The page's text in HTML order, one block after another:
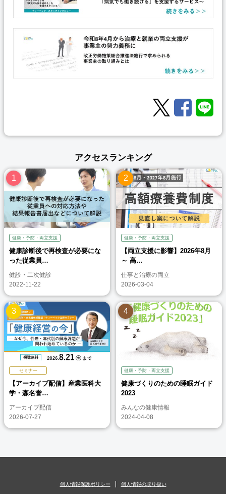
アクセスランキング
健康・予防・両立支援
健康診断後で再検査が必要にな
った従業員…
健診・二次健診
2022-11-22
健康・予防・両立支援
【両立支援に影響】2026年8月
～ 高…
仕事と治療の両立
2026-03-04
セミナー
【アーカイブ配信】産業医科大
学・森名誉…
アーカイブ配信
2026-07-27
健康・予防・両立支援
健康づくりのための睡眠ガイド
2023
みんなの健康情報
2024-04-08
個人情報保護ポリシー 個人情報の取り扱い